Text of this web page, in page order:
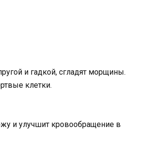
и гадкой, сгладят морщины.
клетки.
и улучшит кровообращение в